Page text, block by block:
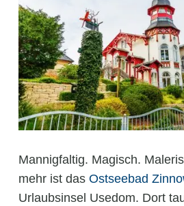
Mannigfaltig. Magisch.
mehr ist das Ostseebad
Urlaubsinsel Usedom. Dort